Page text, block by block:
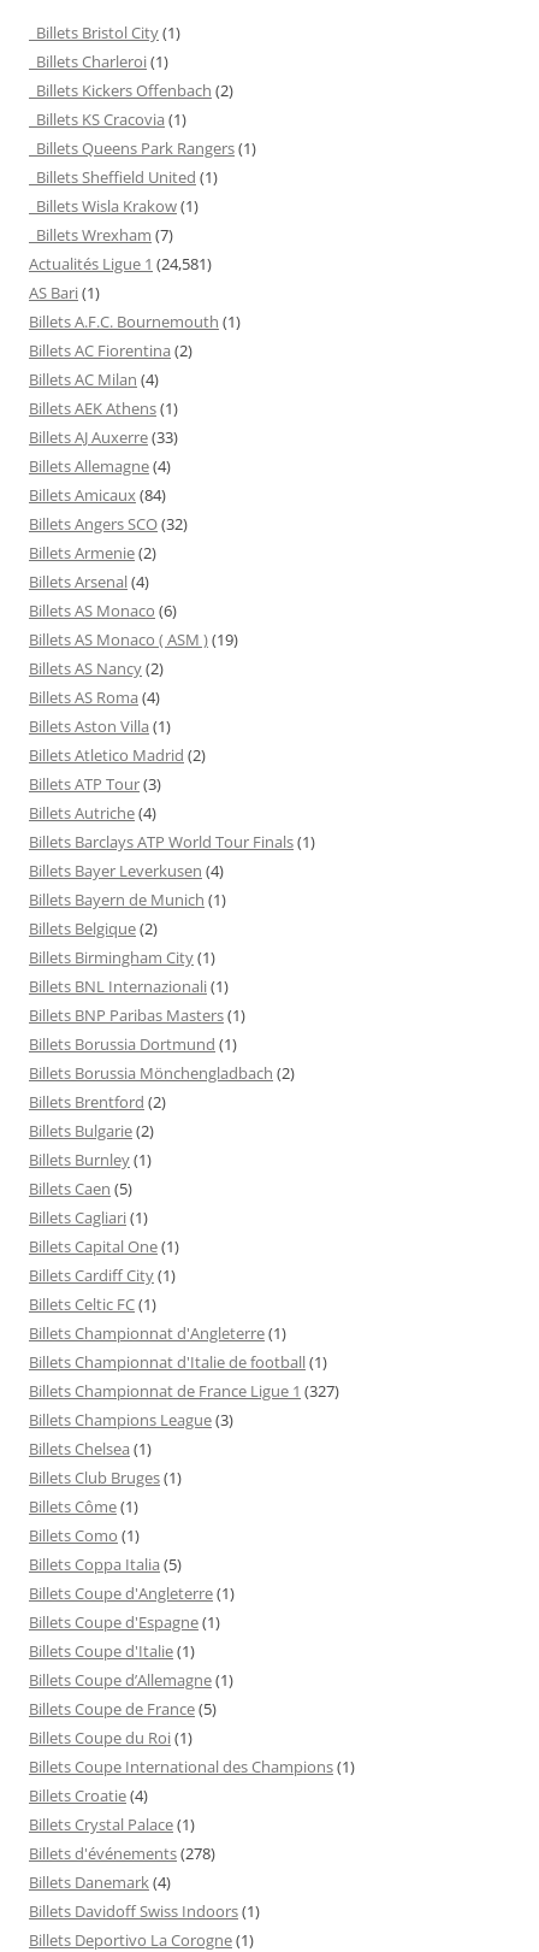
Billets Bristol City(1)
Billets Charleroi(1)
Billets Kickers Offenbach (2)
Billets KS Cracovia (1)
Billets Queens Park Rangers(1)
Billets Sheffield United (1)
Billets Wisla Krakow(1)
Billets Wrexham (7)
Actualités Ligue 1 (24,581)
AS Bari(1)
Billets A.F.C. Bournemouth (1)
Billets AC Fiorentina (2)
Billets AC Milan (4)
Billets AEK Athens(1)
Billets AJ Auxerre(33)
Billets Allemagne(4)
Billets Amicaux(84)
Billets Angers SCO(32)
Billets Armenie(2)
Billets Arsenal(4)
Billets AS Monaco (6)
Billets AS Monaco ( ASM )(19)
Billets AS Nancy(2)
Billets AS Roma (4)
Billets Aston Villa (1)
Billets Atletico Madrid (2)
Billets ATP Tour(3)
Billets Autriche(4)
Billets Barclays ATP World Tour Finals(1)
Billets Bayer Leverkusen (4)
Billets Bayern de Munich (1)
Billets Belgique(2)
Billets Birmingham City(1)
Billets BNL Internazionali(1)
Billets BNP Paribas Masters(1)
Billets Borussia Dortmund (1)
Billets Borussia Mönchengladbach (2)
Billets Brentford (2)
Billets Bulgarie(2)
Billets Burnley(1)
Billets Caen (5)
Billets Cagliari(1)
Billets Capital One(1)
Billets Cardiff City(1)
Billets Celtic FC(1)
Billets Championnat d'Angleterre(1)
Billets Championnat d'Italie de football(1)
Billets Championnat de France Ligue 1 (327)
Billets Champions League(3)
Billets Chelsea (1)
Billets Club Bruges(1)
Billets Côme(1)
Billets Como (1)
Billets Coppa Italia (5)
Billets Coupe d'Angleterre(1)
Billets Coupe d'Espagne(1)
Billets Coupe d'Italie(1)
Billets Coupe d’Allemagne(1)
Billets Coupe de France(5)
Billets Coupe du Roi(1)
Billets Coupe International des Champions(1)
Billets Croatie(4)
Billets Crystal Palace(1)
Billets d'événements(278)
Billets Danemark(4)
Billets Davidoff Swiss Indoors(1)
Billets Deportivo La Corogne(1)